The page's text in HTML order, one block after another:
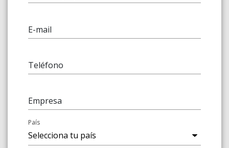
E-mail
Teléfono
Empresa
País